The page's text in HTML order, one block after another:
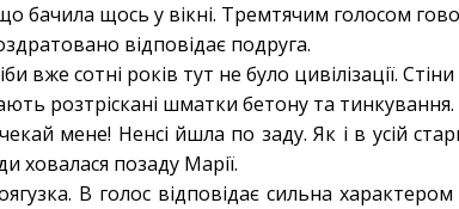
бачила щось у вікні. Тремтячим голосом
відповідає подруга.
вже сотні років тут не було цивілізації.
розтріскані шматки бетону та тинкування.
мене! Ненсі йшла по заду. Як і в усій
ховалася позаду Марії.
В голос відповідає сильна